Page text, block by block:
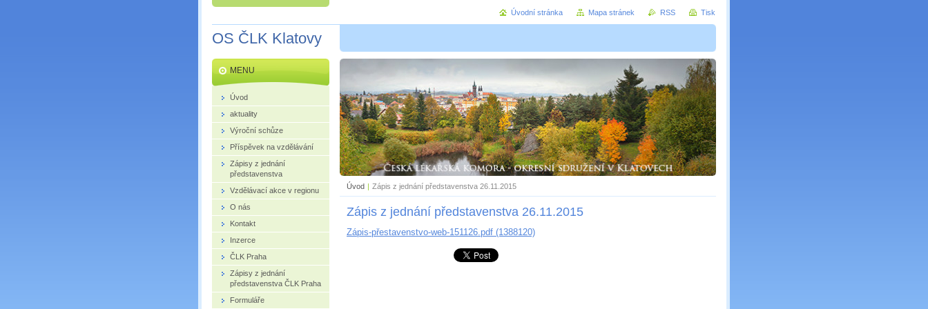
OS ČLK Klatovy
Úvod | Zápis z jednání představenstva 26.11.2015
Zápis z jednání představenstva 26.11.2015
Zápis-přestavenstvo-web-151126.pdf (1388120)
MENU
Úvod
aktuality
Výroční schůze
Příspěvek na vzdělávání
Zápisy z jednání
představenstva
Vzdělávací akce v regionu
O nás
Kontakt
Inzerce
ČLK Praha
Zápisy z jednání
představenstva ČLK Praha
Formuláře
Úvodní stránka Mapa stránek RSS Tisk